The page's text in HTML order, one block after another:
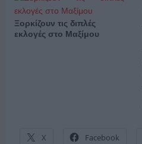
Ξορκίζουν τις διπλές
εκλογές στο Μαξίμου
X Facebook